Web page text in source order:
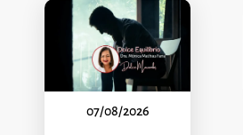
07/08/2026